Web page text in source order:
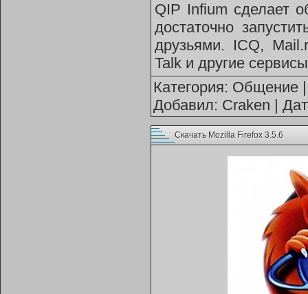
QIP Infium сделает
достаточно
друзьями. ICQ,
Talk и другие
Категория: Общение
Добавил: Craken |
Скачать Mozilla Firefox 3.5.6